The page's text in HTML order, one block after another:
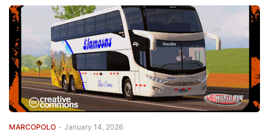
MARCOPOLO - January 14, 2026